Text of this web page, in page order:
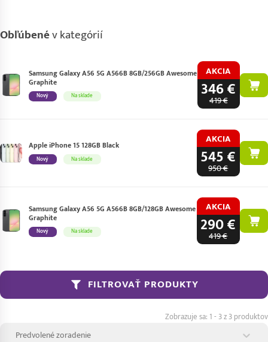
Obľúbenév kategórií
Nový Na sklade
Samsung Galaxy A56 5G A566B 8GB/256GB Awesome
Graphite
AKCIA
346 €
419 €
Nový Na sklade
Apple iPhone 15 128GB Black AKCIA
545 €
950 €
Nový Na sklade
Samsung Galaxy A56 5G A566B 8GB/128GB Awesome
Graphite
AKCIA
290 €
419 €
FILTROVAŤ PRODUKTY
Zoradenie produktov
Sort content
Sort content
1 - 3 z 3 produktov